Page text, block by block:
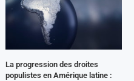
La progression des droites
populistes en Amérique latine :